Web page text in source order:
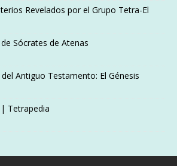
Revelados por el Grupo Tetra-El
Sócrates de Atenas
Antiguo Testamento: El Génesis
Tetrapedia